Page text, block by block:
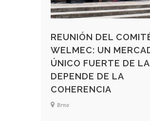
REUNIÓN DEL
WELMEC: UN
ÚNICO FUERTE DE
DEPENDE DE LA
COHERENCIA
Brno